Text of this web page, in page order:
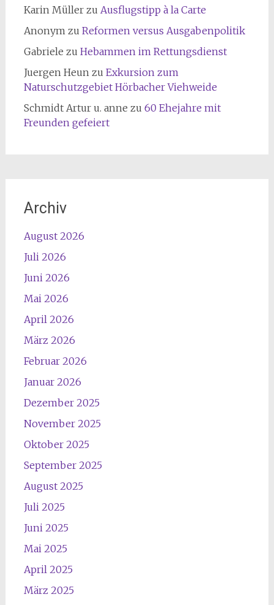
Karin Müllerzu Ausflugstipp à la Carte
Anonym zu Reformen versus Ausgabenpolitik
Gabriele zu Hebammen im Rettungsdienst
Juergen Heun zu Exkursion zum
Naturschutzgebiet Hörbacher Viehweide
Schmidt Artur u. anne zu 60 Ehejahre mit
Freunden gefeiert
Archiv
August 2026
Juli 2026
Juni 2026
Mai 2026
April 2026
März 2026
Februar 2026
Januar 2026
Dezember 2025
November 2025
Oktober 2025
September 2025
August 2025
Juli 2025
Juni 2025
Mai 2025
April 2025
März 2025